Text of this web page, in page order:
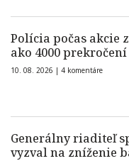
Polícia počas akcie
ako 4000
10. 08. 2026 | 4 komentáre
Generálny riaditeľ
vyzval na zníženie